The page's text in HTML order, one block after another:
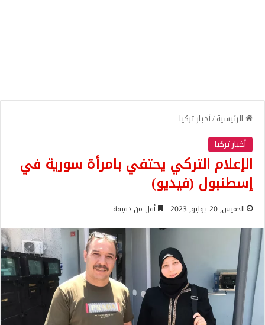
الرئيسية/أخبار تركيا
أخبار تركيا
الإعلام التركي يحتفي بامرأة سورية في
إسطنبول (فيديو)
الخميس, 20 يوليو, 2023 أقل من دقيقة